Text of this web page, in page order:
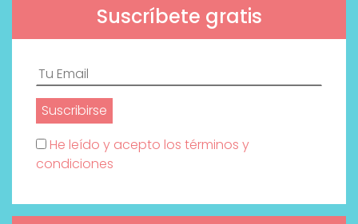
Suscríbete gratis
He leído y acepto los términos y
condiciones